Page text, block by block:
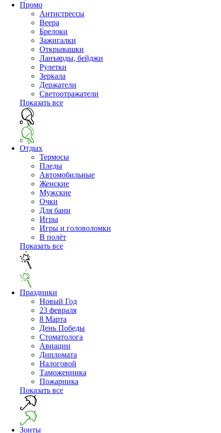
Промо
Антистрессы
Веера
Брелоки
Зажигалки
Открывашки
Ланъярды, бейджи
Рулетки
Зеркала
Держатели
Светоотражатели
Показать все
Отдых
Термосы
Пледы
Автомобильные
Женские
Мужские
Очки
Для бани
Игры
Игры и головоломки
В полёт
Показать все
Праздники
Новый Год
23 февраля
8 Марта
День Победы
Cтоматолога
Авиации
Дипломата
Налоговой
Таможенника
Пожарника
Показать все
Зонты